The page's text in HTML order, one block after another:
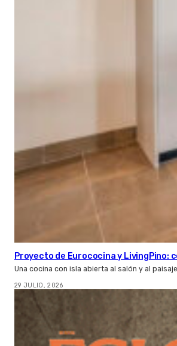
Proyecto de Eurococina y LivingPino:
Una cocina con isla abierta al salón y al
29 JULIO, 2026